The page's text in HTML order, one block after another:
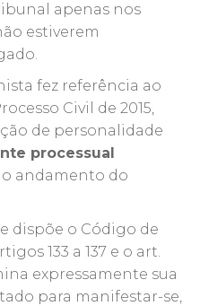
apenas nos
estiverem
fez referência ao
Civil de 2015,
de personalidade
processual
o andamento do
dispõe o Código de
133 a 137 e o art.
expressamente sua
para manifestar-se,